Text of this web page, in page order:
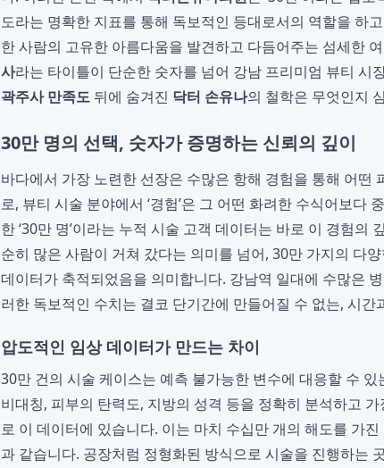
도라는 명확한 지표를 통해 독보적인 등대로서의 역할을 하
한 사람의 고유한 아름다움을 발견하고 다듬어주는 섬세한
사라는 타이틀이 단순한 숫자를 넘어 강남 프리미엄 뷰티 시
곽주사 만족도 뒤에 숨겨진 닥터 손유나의 철학은 무엇인지
30만 명의 선택, 숫자가 증명하는 신뢰의 깊이
바다에서 가장 노련한 선장은 수많은 항해 경험을 통해 어떤
로, 뷰티 시술 분야에서 ‘경험’은 그 어떤 화려한 수식어보다
한 ‘30만 명’이라는 누적 시술 고객 데이터는 바로 이 경험
순히 많은 사람이 거쳐 갔다는 의미를 넘어, 30만 가지의 다
데이터가 축적되었음을 의미합니다. 강남역 일대에 수많은
러한 독보적인 수치는 결코 단기간에 만들어질 수 없는, 시
압도적인 임상 데이터가 만드는 차이
30만 건의 시술 케이스는 예측 불가능한 변수에 대응할 수
비대칭, 피부의 탄력도, 지방의 성격 등을 정확히 분석하고
로 이 데이터에 있습니다. 이는 마치 수십만 개의 해도를 가
과 같습니다. 공장처럼 정형화된 방식으로 시술을 진행하는